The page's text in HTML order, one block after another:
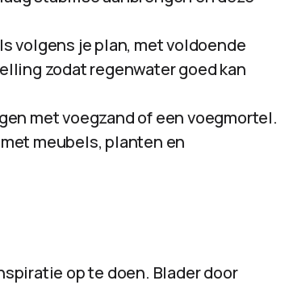
volgens je plan, met voldoende
zodat regenwater goed kan
met voegzand of een voegmortel.
meubels, planten en
op te doen. Blader door